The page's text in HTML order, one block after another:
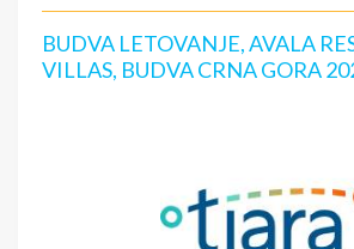
BUDVA LETOVANJE, AVALA
VILLAS, BUDVA CRNA GORA